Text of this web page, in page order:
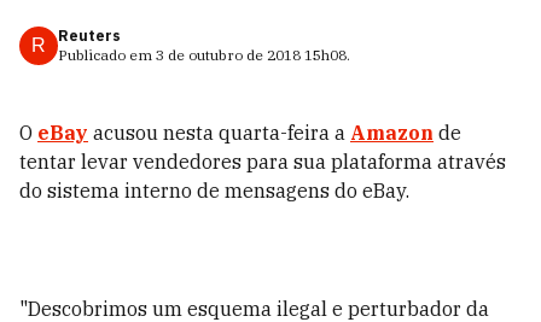
R
Reuters
Publicado em 3 de outubro de 2018 15h08.
O eBay acusou nesta quarta-feira a Amazon de
tentar levar vendedores para sua plataforma através
do sistema interno de mensagens do eBay.
"Descobrimos um esquema ilegal e perturbador da